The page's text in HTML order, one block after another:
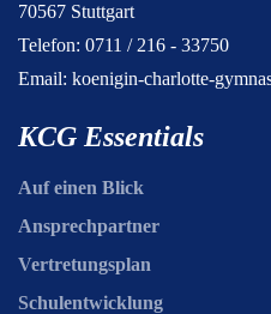
70567 Stuttgart
Telefon: 0711 / 216 - 33750
Email: koenigin-charlotte-
KCG Essentials
Auf einen Blick
Ansprechpartner
Vertretungsplan
Schulentwicklung